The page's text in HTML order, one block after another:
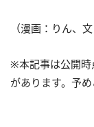
（漫画：りん、
※本記事は公開時
があります。予め